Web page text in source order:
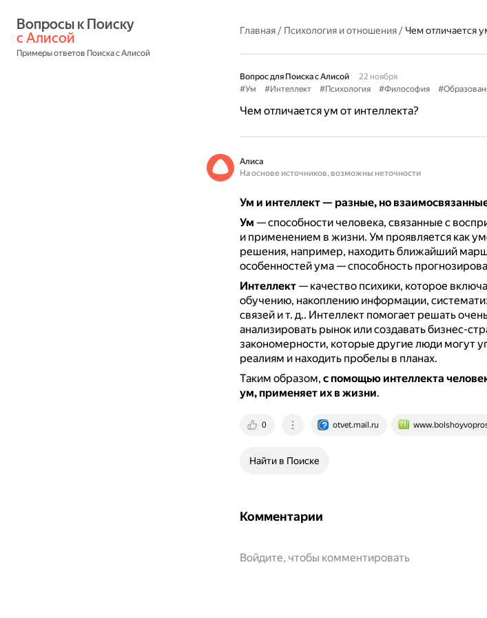
с Алисой
Примеры ответов Поиска с Алисой
Главная/ Психология и отношения/ Чем отличается
Вопрос для Поиска с Алисой
22 ноября
#Ум
#Интеллект #Психология #Философия
Чем отличается ум от интеллекта?
Алиса
На основе источников, возможны неточности
Ум и интеллект — разные, но
Ум — способности человека, связанные с
и применением в жизни. Ум проявляется как
решения, например, находить ближайший
особенностей ума — способность
Интеллект— качество психики, которое
обучению, накоплению информации,
связей и т. д.. Интеллект помогает решать
анализировать рынок или создавать бизнес-
закономерности, которые другие люди могут
реалиям и находить пробелы в планах.
Таким образом, с помощью интеллекта
ум, применяет их в жизни.
0 otvet.mail.ru
Найти в Поиске
Комментарии
Войдите, чтобы комментировать